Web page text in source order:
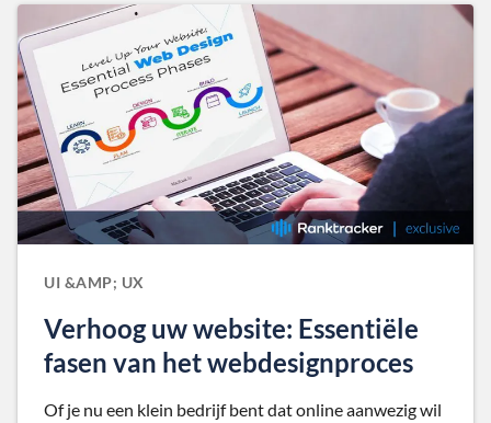
UI &AMP; UX
Verhoog uw website: Essentiële
fasen van het webdesignproces
Of je nu een klein bedrijf bent dat online aanwezig wil